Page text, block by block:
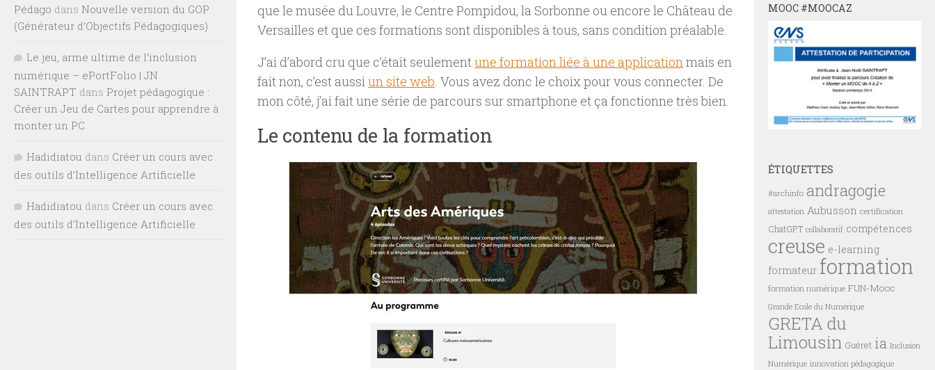
que le musée du Louvre, le Centre Pompidou, la Sorbonne ou encore le Château de
Versailles et que ces formations sont disponibles à tous, sans condition préalable.
J’ai d’abord cru que c’était seulement une formation liée à une application mais en
fait non, c’est aussi un site web . Vous avez donc le choix pour vous connecter. De
mon côté, j’ai fait une série de parcours sur smartphone et ça fonctionne très bien.
Le contenu de la formation
Pédago dans Nouvelle version du GOP
(Générateur d’Objectifs Pédagogiques)
Le jeu, arme ultime de l’inclusion
numérique – ePortFolio | JN
SAINTRAPT dans Projet pédagogique :
Créer un Jeu de Cartes pour apprendre à
monter un PC
Hadidiatou dans Créer un cours avec
des outils d’Intelligence Artificielle
Hadidiatou dans Créer un cours avec
des outils d’Intelligence Artificielle
MOOC #MOOCAZ
ÉTIQUETTES
#archinfo andragogie
attestation Aubusson certification
ChatGPT collaboratif compétences
creuse e-learning
formateur formation
formation numérique FUN-Mooc
Grande Ecole du Numérique
GRETA du
Limousin Guéret ia Inclusion
Numérique innovation pédagogique